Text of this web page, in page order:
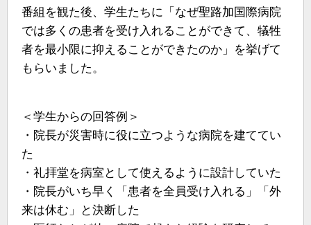
番組を観た後、学生たちに「なぜ聖路加国際病院
では多くの患者を受け入れることができて、犠牲
者を最小限に抑えることができたのか」を挙げて
もらいました。
＜学生からの回答例＞
・院長が災害時に役に立つような病院を建ててい
た
・礼拝堂を病室として使えるように設計していた
・院長がいち早く「患者を全員受け入れる」「外
来は休む」と決断した